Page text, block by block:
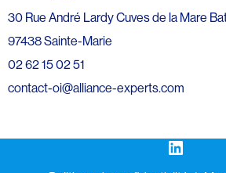
30 Rue André Lardy Cuves de la Mare
97438 Sainte-Marie
02 62 15 02 51
contact-oi@alliance-experts.com
LinkedIn